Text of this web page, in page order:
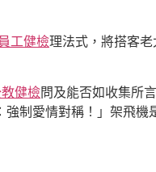
工健檢理法式，將搭客
健檢問及能否如收集所
制愛情對稱！」架飛機